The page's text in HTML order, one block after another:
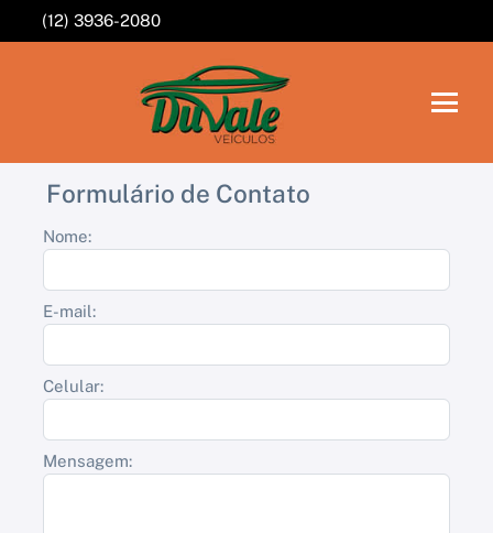
(12) 3936-2080
Formulário de Contato
Nome:
E-mail:
Celular:
Mensagem: